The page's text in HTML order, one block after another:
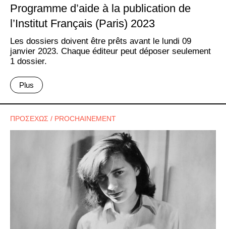
Programme d’aide à la publication de
l’Institut Français (Paris) 2023
Les dossiers doivent être prêts avant le lundi 09
janvier 2023. Chaque éditeur peut déposer seulement
1 dossier.
Plus
ΠΡΟΣΕΧΩΣ / PROCHAINEMENT